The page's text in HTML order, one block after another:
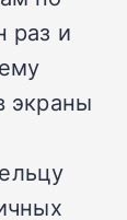
раз и
экраны